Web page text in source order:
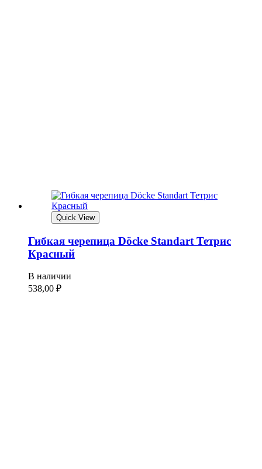
Quick View
Гибкая черепица Döcke Standart Тетрис
Красный
В наличии
538,00 ₽